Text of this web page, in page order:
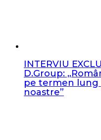
INTERVIU
D.Group:
pe termen lung
noastre”